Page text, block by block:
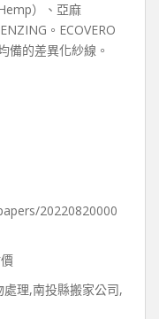
）、亞麻
。ECOVERO
備的差異化紗線。
20220820000
理,南投縣搬家公司,